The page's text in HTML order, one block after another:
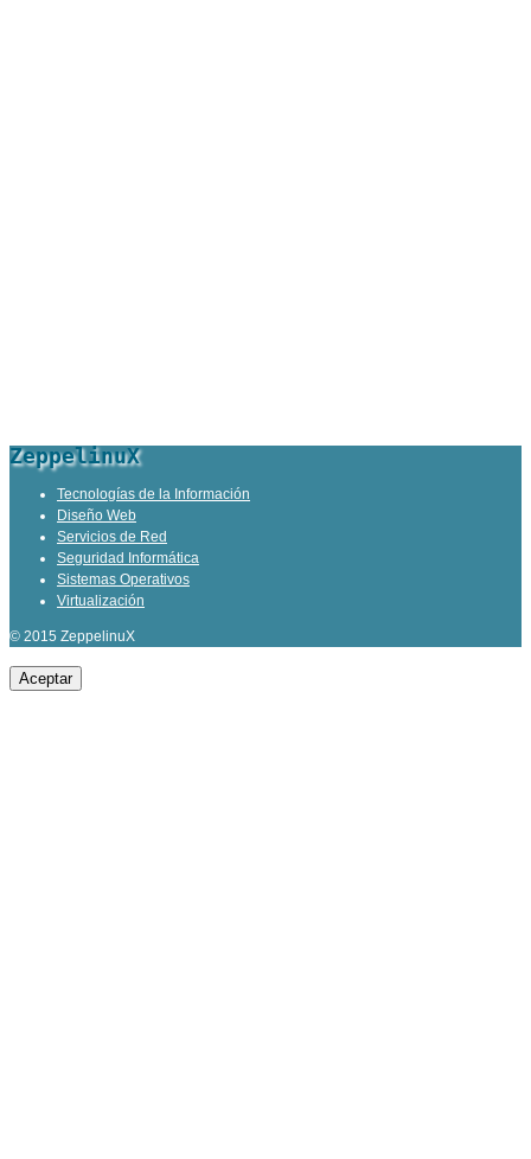
ZeppelinuX
Tecnologías de la Información
Diseño Web
Servicios de Red
Seguridad Informática
Sistemas Operativos
Virtualización
© 2015 ZeppelinuX
Aceptar